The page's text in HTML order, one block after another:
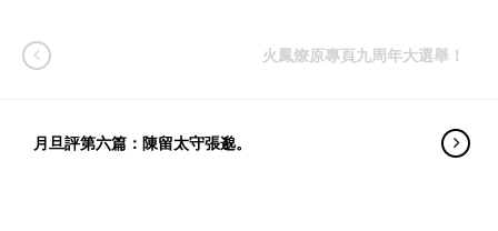
火鳳燎原專頁九周年大選舉！
月旦評第六篇：陳留太守張邈。